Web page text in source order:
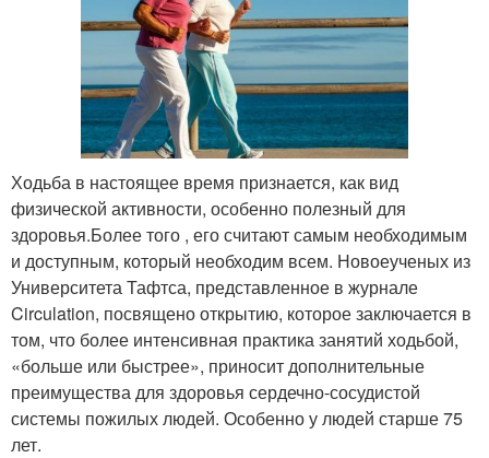
Ходьба в настоящее время признается, как вид
физической активности, особенно полезный для
здоровья.Более того , его считают самым необходимым
и доступным, который необходим всем. Новоеученых из
Университета Тафтса, представленное в журнале
Circulation, посвящено открытию, которое заключается в
том, что более интенсивная практика занятий ходьбой,
«больше или быстрее», приносит дополнительные
преимущества для здоровья сердечно-сосудистой
системы пожилых людей. Особенно у людей старше 75
лет.